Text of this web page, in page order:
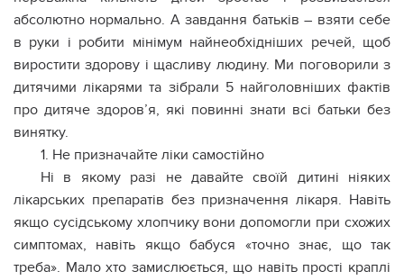
абсолютно нормально. А завдання батьків – взяти себе
в руки і робити мінімум найнеобхідніших речей, щоб
виростити здорову і щасливу людину. Ми поговорили з
дитячими лікарями та зібрали 5 найголовніших фактів
про дитяче здоров’я, які повинні знати всі батьки без
винятку.
1. Не призначайте ліки самостійно
Ні в якому разі не давайте своїй дитині ніяких
лікарських препаратів без призначення лікаря. Навіть
якщо сусідському хлопчику вони допомогли при схожих
симптомах, навіть якщо бабуся «точно знає, що так
треба». Мало хто замислюється, що навіть прості краплі